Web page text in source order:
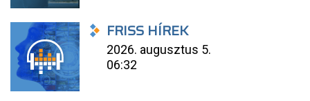
FRISS HÍREK
2026. augusztus 5.
06:32